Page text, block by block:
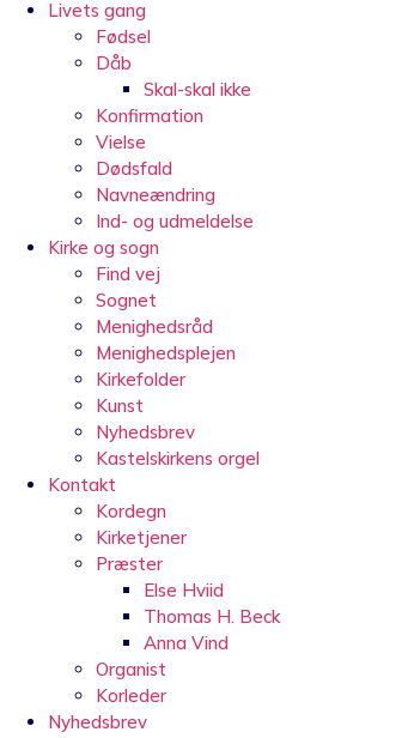
Livets gang
Fødsel
Dåb
Skal-skal ikke
Konfirmation
Vielse
Dødsfald
Navneændring
Ind- og udmeldelse
Kirke og sogn
Find vej
Sognet
Menighedsråd
Menighedsplejen
Kirkefolder
Kunst
Nyhedsbrev
Kastelskirkens orgel
Kontakt
Kordegn
Kirketjener
Præster
Else Hviid
Thomas H. Beck
Anna Vind
Organist
Korleder
Nyhedsbrev